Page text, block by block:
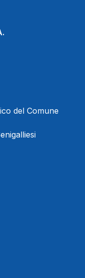
del Comune